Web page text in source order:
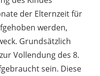
der Elternzeit für
werden,
Grundsätzlich
Vollendung des 8.
sein. Diese